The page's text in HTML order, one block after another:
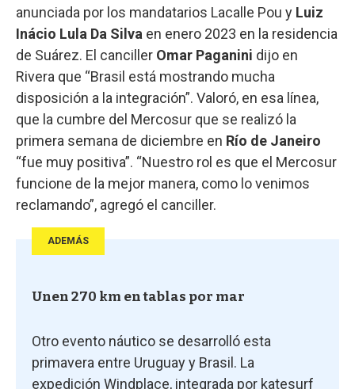
anunciada por los mandatarios Lacalle Pou y Luiz
Inácio Lula Da Silva en enero 2023 en la residencia
de Suárez. El canciller Omar Paganini dijo en
Rivera que “Brasil está mostrando mucha
disposición a la integración”. Valoró, en esa línea,
que la cumbre del Mercosur que se realizó la
primera semana de diciembre en Río de Janeiro
“fue muy positiva”. “Nuestro rol es que el Mercosur
funcione de la mejor manera, como lo venimos
reclamando”, agregó el canciller.
ADEMÁS
Unen 270 km en tablas por mar
Otro evento náutico se desarrolló esta
primavera entre Uruguay y Brasil. La
expedición Windplace, integrada por katesurf